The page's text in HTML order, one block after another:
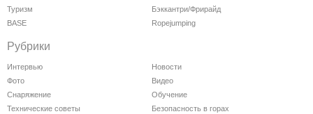
Туризм
Бэккантри/Фрирайд
BASE
Ropejumping
Рубрики
Интервью
Новости
Фото
Видео
Снаряжение
Обучение
Технические советы
Безопасность в горах